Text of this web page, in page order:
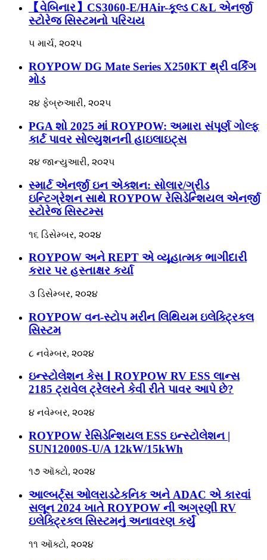
【વેબિનાર】CS3060-E/HAir-કૂલ્ડ C&L એનર્જી
સ્ટોરેજ સિસ્ટમનો પરિચય
૫ માર્ચ, ૨૦૨૫
ROYPOW DG Mate Series X250KT થ્રી વર્કિંગ
મોડ
૨૪ ફેબ્રુઆરી, ૨૦૨૫
PGA શો 2025 માં ROYPOW: અમારા સંપૂર્ણ ગોલ્ફ
કાર્ટ પાવર સોલ્યુશનની હાઇલાઇટ્સ
૨૪ જાન્યુઆરી, ૨૦૨૫
સ્માર્ટ એનર્જી ઇન એક્શન: સોલાર/ગ્રીડ
ઇન્ટિગ્રેશન સાથે ROYPOW રેસિડેન્શિયલ એનર્જી
સ્ટોરેજ સિસ્ટમ્સ
૧૬ ડિસેમ્બર, ૨૦૨૪
ROYPOW અને REPT એ વ્યૂહાત્મક ભાગીદારી
કરાર પર હસ્તાક્ષર કર્યા
૩ ડિસેમ્બર, ૨૦૨૪
ROYPOW વન-સ્ટોપ મરીન લિથિયમ ઇલેક્ટ્રિકલ
સિસ્ટમ
૮ નવેમ્બર, ૨૦૨૪
ઇન્સ્ટોલેશન કેસ｜ROYPOW RV ESS લાન્સ
2185 ટ્રાવેલ ટ્રેલરને કેવી રીતે પાવર આપે છે?
૪ નવેમ્બર, ૨૦૨૪
ROYPOW રેસિડેન્શિયલ ESS ઇન્સ્ટોલેશન |
SUN12000S-U/A 12kW/15kWh
૧૭ ઑક્ટો, ૨૦૨૪
આલ્બર્ટ્સ ઓલરાડટેકનિક અને ADAC એ કારવાં
સલૂન 2024 ખાતે ROYPOW ની અગ્રણી RV
ઇલેક્ટ્રિકલ સિસ્ટમનું અનાવરણ કર્યું
૧૧ ઑક્ટો, ૨૦૨૪